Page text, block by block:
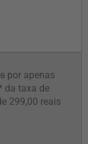
por apenas
da taxa de
299,00 reais